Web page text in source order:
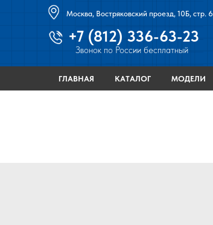
Звонок по России бесплатный
Москва, Востряковский проезд, 10Б, стр. 6
+7 (812) 336-63-23
ГЛАВНАЯ КАТАЛОГ МОДЕЛИ